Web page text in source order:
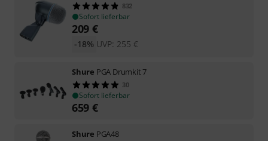
832
Sofort lieferbar
209 €
UVP: 255 €
-18%
Shure PGA Drumkit 7
30
Sofort lieferbar
659 €
Shure PGA48